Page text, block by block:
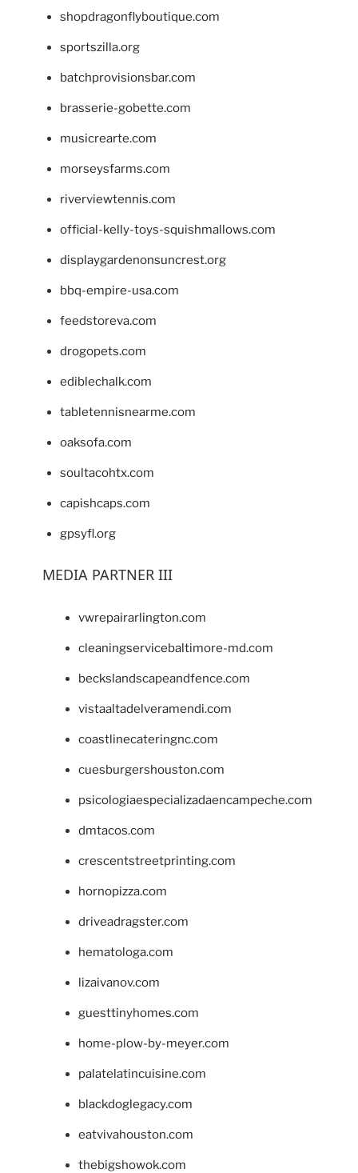
shopdragonflyboutique.com
sportszilla.org
batchprovisionsbar.com
brasserie-gobette.com
musicrearte.com
morseysfarms.com
riverviewtennis.com
official-kelly-toys-squishmallows.com
displaygardenonsuncrest.org
bbq-empire-usa.com
feedstoreva.com
drogopets.com
ediblechalk.com
tabletennisnearme.com
oaksofa.com
soultacohtx.com
capishcaps.com
gpsyfl.org
MEDIA PARTNER III
vwrepairarlington.com
cleaningservicebaltimore-md.com
beckslandscapeandfence.com
vistaaltadelveramendi.com
coastlinecateringnc.com
cuesburgershouston.com
psicologiaespecializadaencampeche.com
dmtacos.com
crescentstreetprinting.com
hornopizza.com
driveadragster.com
hematologa.com
lizaivanov.com
guesttinyhomes.com
home-plow-by-meyer.com
palatelatincuisine.com
blackdoglegacy.com
eatvivahouston.com
thebigshowok.com